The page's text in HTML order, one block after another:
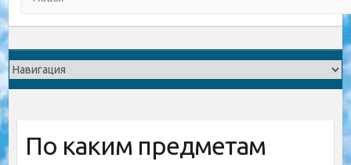
По каким предметам